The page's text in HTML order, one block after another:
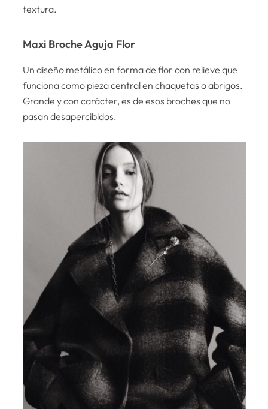
textura.
Maxi Broche Aguja Flor
Un diseño metálico en forma de flor con relieve que
funciona como pieza central en chaquetas o abrigos.
Grande y con carácter, es de esos broches que no
pasan desapercibidos.